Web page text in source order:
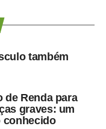
leve. Deve
mais
também
de Renda para
graves: um
conhecido